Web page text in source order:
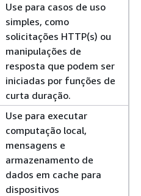
Use para casos de uso
simples, como
solicitações HTTP(s) ou
manipulações de
resposta que podem ser
iniciadas por funções de
curta duração.
Use para executar
computação local,
mensagens e
armazenamento de
dados em cache para
dispositivos